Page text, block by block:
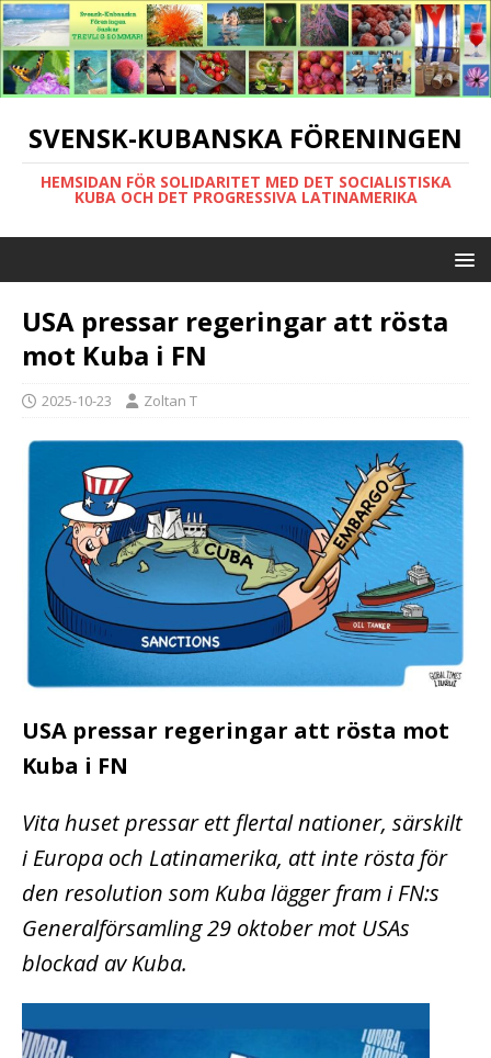
SVENSK-KUBANSKA FÖRENINGEN
HEMSIDAN FÖR SOLIDARITET MED DET SOCIALISTISKA
KUBA OCH DET PROGRESSIVA LATINAMERIKA
USA pressar regeringar att rösta
mot Kuba i FN
2025-10-23 Zoltan T
USA pressar regeringar att rösta mot
Kuba i FN
Vita huset pressar ett flertal nationer, särskilt
i Europa och Latinamerika, att inte rösta för
den resolution som Kuba lägger fram i FN:s
Generalförsamling 29 oktober mot USAs
blockad av Kuba.